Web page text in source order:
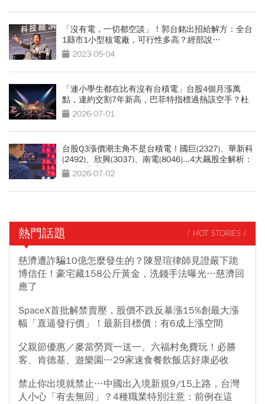
「沒有電，一切都空談」！郭台銘出招給解方：全台
1縣市1小型核電廠，可行性多高？經部說…
2023-05-04
「連小學生都在比有沒有台積電」台股4個月漲萬
點，違約交割7年新高，巴菲特指標過熱該空手？杜
金龍曝操作
2026-07-01
台股Q3漲價潮主角不是台積電！國巨(2327)、華新科
(2492)、欣興(3037)、南電(8046)...4大飆股全解析：
這2檔「還能旺4年」
2026-07-02
熱門話題 / HOT STORIES /
慈濟遭詐騙10億怎麼發生的？陳昱瑄律師見證嚴下跪
博信任！豪宅藏158公斤黃金，洗錢手法曝光…慈濟回
應了
SpaceX首批解禁賣壓，股價不跌反暴漲15%創最大漲
幅「直逼發行價」！最新目標價：有6成上漲空間
父親節優惠／麥當勞買一送一、六福村免費玩！必勝
客、肯德基、遊樂園…29家速食餐飲飯店好康必收
禁止你出境就禁止…中國出入境新規9/15上路，台灣
人小心「有去無回」？4種職業特別注意：前例在這